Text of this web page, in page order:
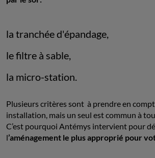
la tranchée d'épandage,
le filtre à sable,
la micro-station.
Plusieurs critères sont à prendre en
installation, mais un seul est commun à
C’est pourquoi Antémys intervient pour
l’aménagement le plus approprié pour